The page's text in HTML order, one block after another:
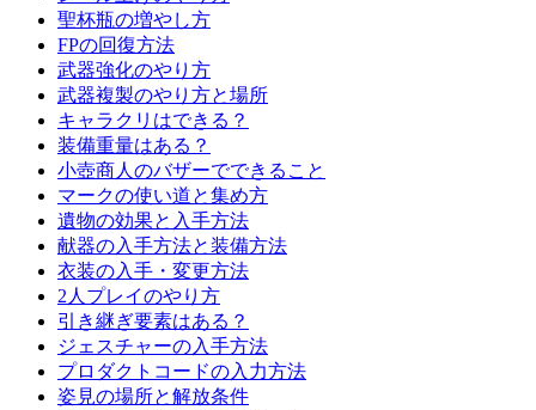
聖杯瓶の増やし方
FPの回復方法
武器強化のやり方
武器複製のやり方と場所
キャラクリはできる？
装備重量はある？
小壺商人のバザーでできること
マークの使い道と集め方
遺物の効果と入手方法
献器の入手方法と装備方法
衣装の入手・変更方法
2人プレイのやり方
引き継ぎ要素はある？
ジェスチャーの入手方法
プロダクトコードの入力方法
姿見の場所と解放条件